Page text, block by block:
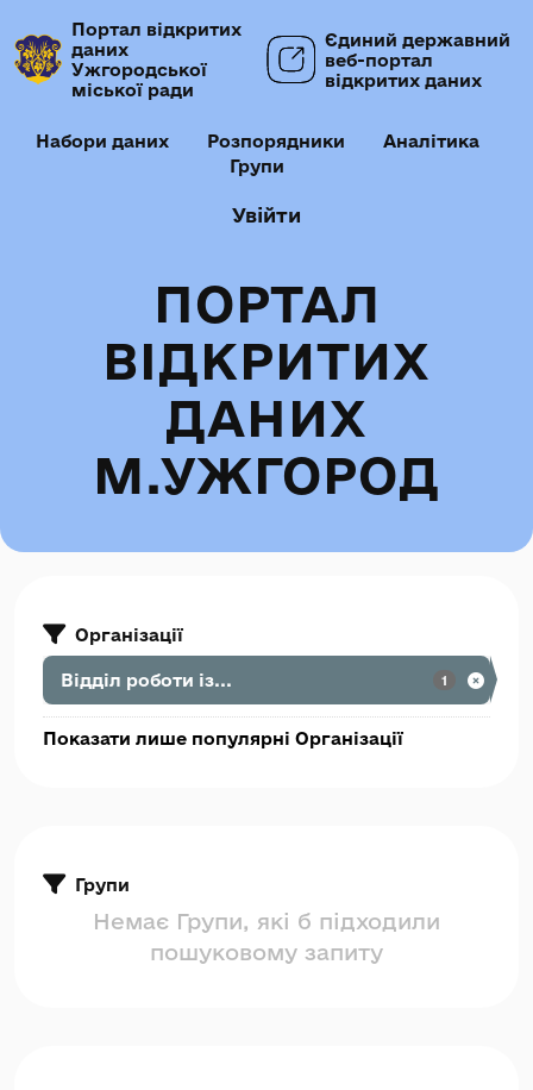
Портал відкритих
даних
Ужгородської
міської ради
Єдиний державний
веб-портал
відкритих даних
Набори даних Розпорядники
Аналітика
Групи
Увійти
ПОРТАЛ
ВІДКРИТИХ
ДАНИХ
М.УЖГОРОД
Організації
Відділ роботи із... 1
Показати лише популярні Організації
Групи
Немає Групи, які б підходили
пошуковому запиту